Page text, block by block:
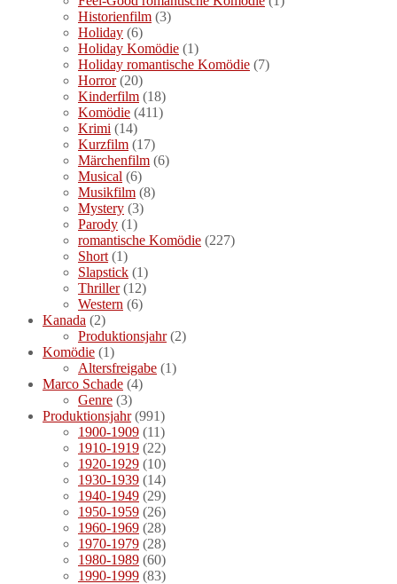
Historienfilm (3)
Holiday (6)
Holiday Komödie (1)
Holiday romantische Komödie (7)
Horror(20)
Kinderfilm (18)
Komödie (411)
Krimi (14)
Kurzfilm (17)
Märchenfilm (6)
Musical (6)
Musikfilm (8)
Mystery (3)
Parody (1)
romantische Komödie (227)
Short (1)
Slapstick (1)
Thriller(12)
Western (6)
Kanada (2)
Produktionsjahr(2)
Komödie (1)
Altersfreigabe (1)
Marco Schade (4)
Genre (3)
Produktionsjahr(991)
1900-1909 (11)
1910-1919 (22)
1920-1929 (10)
1930-1939 (14)
1940-1949 (29)
1950-1959 (26)
1960-1969 (28)
1970-1979 (28)
1980-1989 (60)
1990-1999 (83)